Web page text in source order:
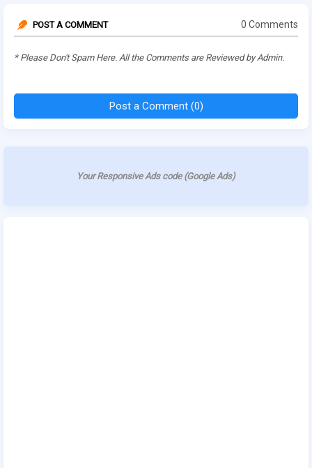
POST A COMMENT 0 Comments
* Please Don't Spam Here. All the Comments are Reviewed by Admin.
Post a Comment (0)
Your Responsive Ads code (Google Ads)